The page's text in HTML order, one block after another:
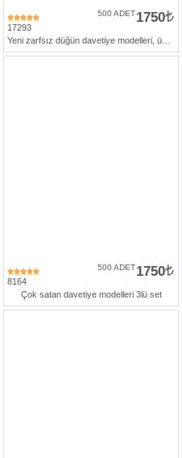
17293
1750
500 ADET
8164
1750
500 ADET
Çok satan davetiye modelleri 3lü set